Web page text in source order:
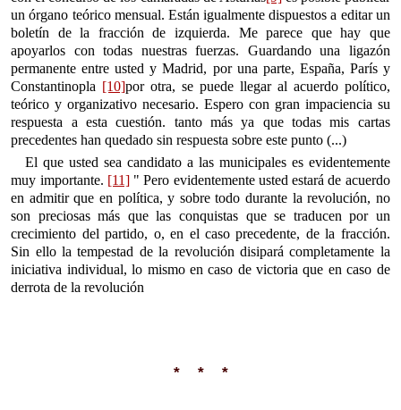
un órgano teórico mensual. Están igualmente dispuestos a editar un
boletín de la fracción de izquierda. Me parece que hay que
apoyarlos con todas nuestras fuerzas. Guardando una ligazón
permanente entre usted y Madrid, por una parte, España, París y
Constantinopla [10]por otra, se puede llegar al acuerdo político,
teórico y organizativo necesario. Espero con gran impaciencia su
respuesta a esta cuestión. tanto más ya que todas mis cartas
precedentes han quedado sin respuesta sobre este punto (...)
El que usted sea candidato a las municipales es evidentemente
muy importante. [11]" Pero evidentemente usted estará de acuerdo
en admitir que en política, y sobre todo durante la revolución, no
son preciosas más que las conquistas que se traducen por un
crecimiento del partido, o, en el caso precedente, de la fracción.
Sin ello la tempestad de la revolución disipará completamente la
iniciativa individual, lo mismo en caso de victoria que en caso de
derrota de la revolución
* * *